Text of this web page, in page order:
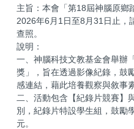
主旨：本會「第18屆神腦原鄉
2026年6月1日至8月31日止，
查照。
說明：
一、神腦科技文教基金會舉辦
獎」，旨在透過影像紀錄，鼓
感連結，藉此培養觀察與敘事素
二、活動包含【紀錄片競賽】
別，紀錄片特設學生組，鼓勵
元。